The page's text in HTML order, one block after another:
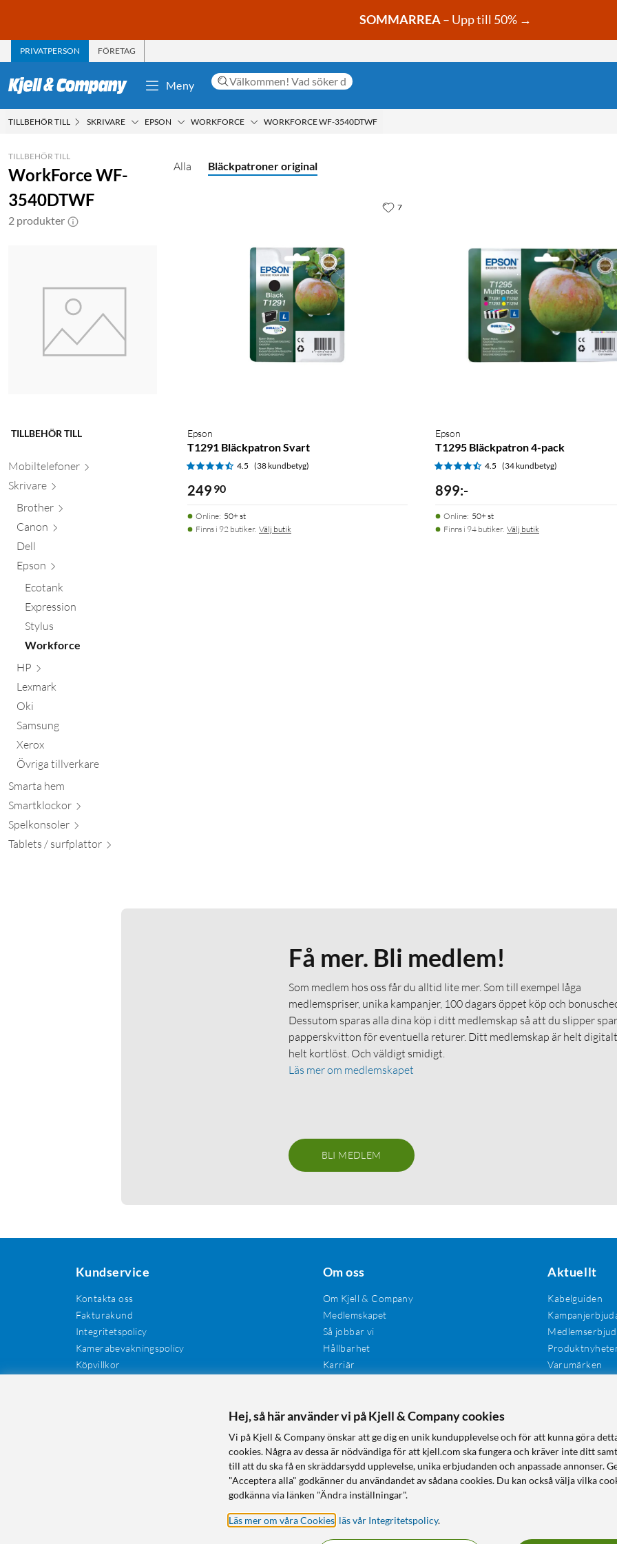
SOMMARREA– Upp till 50% →
PRIVATPERSON FÖRETAG
Meny
TILLBEHÖR TILL SKRIVARE EPSON WORKFORCE WORKFORCE WF-3540DTWF
TILLBEHÖR TILL
WorkForce WF-
3540DTWF
2 produkter
TILLBEHÖR TILL
Mobiltelefoner
Skrivare
Brother
Canon
Dell
Epson
Ecotank
Expression
Stylus
Workforce
HP
Lexmark
Oki
Samsung
Xerox
Övriga tillverkare
Smarta hem
Smartklockor
Spelkonsoler
Tablets / surfplattor
Alla Bläckpatroner original
Epson
T1291 Bläckpatron Svart
4.5 (38 kundbetyg)
249 90
Online: 50+ st
Finns i 92 butiker. Välj butik
7
Epson
T1295 Bläckpatron 4-pack
4.5 (34 kundbetyg)
899:-
Online: 50+ st
Finns i 94 butiker. Välj butik
Få mer. Bli medlem!
Som medlem hos oss får du alltid lite mer. Som till exempel låga
medlemspriser, unika kampanjer, 100 dagars öppet köp och
Dessutom sparas alla dina köp i ditt medlemskap så att du slipper
papperskvitton för eventuella returer. Ditt medlemskap är helt
helt kortlöst. Och väldigt smidigt.
Läs mer om medlemskapet
BLI MEDLEM
Kundservice
Kontakta oss
Fakturakund
Integritetspolicy
Kamerabevakningspolicy
Köpvillkor
Om oss
Om Kjell & Company
Medlemskapet
Så jobbar vi
Hållbarhet
Karriär
Tillgänglighet
Aktuellt
Kabelguiden
Varumärken
Hej, så här använder vi på Kjell & Company cookies
Vi på Kjell & Company önskar att ge dig en unik kundupplevelse och för att kunna göra
cookies. Några av dessa är nödvändiga för att kjell.com ska fungera och kräver inte ditt
till att du ska få en skräddarsydd upplevelse, unika erbjudanden och anpassade annonser.
"Acceptera alla" godkänner du användandet av sådana cookies. Du kan också välja vilka
godkänna via länken "Ändra inställningar".
Läs mer om våra Cookies läs vår Integritetspolicy.